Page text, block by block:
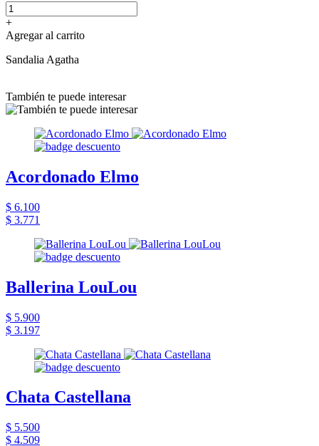
+
Agregar al carrito
Sandalia Agatha
También te puede interesar
Acordonado Elmo
$ 6.100
$ 3.771
Ballerina LouLou
$ 5.900
$ 3.197
Chata Castellana
$ 5.500
$ 4.509